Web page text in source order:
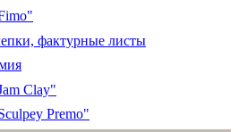
фактурные листы
Clay"
Premo"